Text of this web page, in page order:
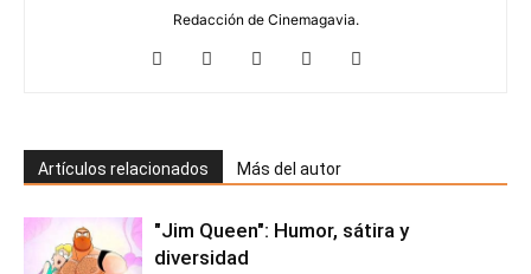
Redacción de Cinemagavia.
Artículos relacionados Más del autor
"Jim Queen": Humor, sátira y
diversidad